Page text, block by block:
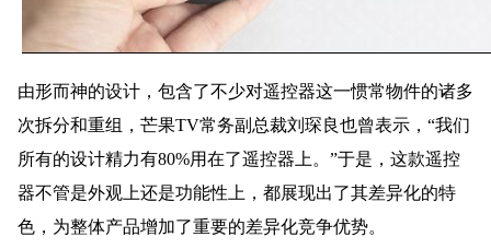
由形而神的设计，包含了不少对遥控器这一惯常物件的诸多
次拆分和重组，芒果TV常务副总裁刘琛良也曾表示，“我们
所有的设计精力有80%用在了遥控器上。”于是，这款遥控
器不管是外观上还是功能性上，都展现出了其差异化的特
色，为整体产品增加了重要的差异化竞争优势。